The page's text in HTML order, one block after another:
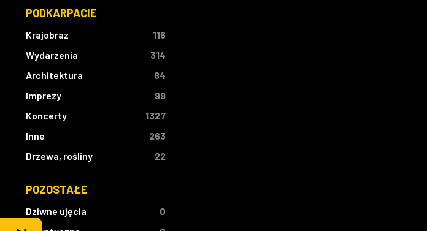
PODKARPACIE
Krajobraz
116
Wydarzenia
314
Architektura
84
Imprezy
99
Koncerty
1327
Inne
263
Drzewa, rośliny
22
POZOSTAŁE
Dziwne ujęcia
0